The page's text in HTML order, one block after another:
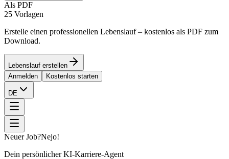
Als PDF
25 Vorlagen
Erstelle einen professionellen Lebenslauf – kostenlos als PDF zum
Download.
Lebenslauf erstellen
Anmelden
Kostenlos starten
DE
Neuer Job?Nejo!
Dein persönlicher KI-Karriere-Agent